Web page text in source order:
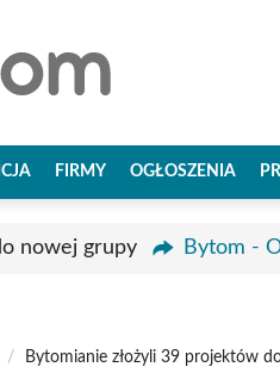
FIRMY OGŁOSZENIA
nowej grupy Bytom -
/ Bytomianie złożyli 39 projektów